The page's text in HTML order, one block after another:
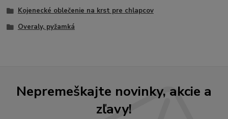
Kojenecké oblečenie na krst pre chlapcov
Overaly, pyžamká
Nepremeškajte novinky, akcie a
zľavy!